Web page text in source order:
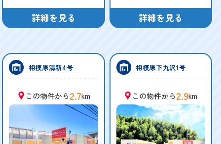
詳細を見る 詳細を見る
相模原清新4号
この物件から2.7km
相模原下九沢1号
この物件から2.9km